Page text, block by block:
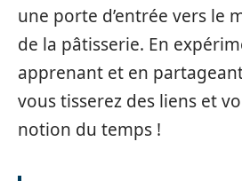
une porte d’entrée vers le
de la pâtisserie. En
apprenant et en
vous tisserez des liens et
notion du temps !